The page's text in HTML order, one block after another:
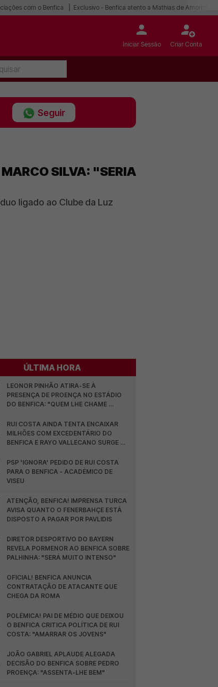
com o Benfica Exclusivo - Benfica atento a Mathias de Amorim
Iniciar Sessão Criar Conta
Seguir
SILVA: "SERIA
ligado ao Clube da Luz
ÚLTIMA HORA
LEONOR PINHÃO ATIRA-SE À
PRESENÇA DE PROENÇA NO ESTÁDIO
DO BENFICA: "QUEM LHE CHAME
RUI COSTA AINDA TENTA ENCAIXAR
MILHÕES COM EXCEDENTÁRIO DO
BENFICA E RAYO VALLECANO SURGE NA
PSP 'IGNORA' PEDIDO DE RUI COSTA
PARA O BENFICA - ACADÉMICO DE
VISEU
ATENÇÃO, BENFICA! IMPRENSA TURCA
AVISA QUANTO O FENERBAHÇE ESTÁ
DISPOSTO A PAGAR POR PAVLIDIS
DIRETOR DESPORTIVO DO BAYERN
REVELA PORMENOR AO BENFICA SOBRE
PALHINHA: "SERÁ MUITO INTENSO"
OFICIAL! BENFICA ANUNCIA
CONTRATAÇÃO DE ATACANTE QUE
CHEGA DA ROMA
POLÉMICA! PAI DE MÉDIO QUE DEIXOU
O BENFICA CRITICA POLÍTICA DE RUI
COSTA: "AMARRAR OS JOVENS"
JOÃO GABRIEL APLAUDE ALEGADA
DECISÃO DO BENFICA SOBRE PEDRO
PROENÇA: "ASSENTA-LHE BEM"